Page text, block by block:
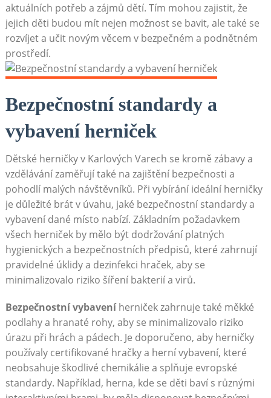
aktuálních potřeb a zájmů dětí. Tím mohou zajistit, že
jejich děti budou mít nejen možnost se bavit, ale také se
rozvíjet a učit novým věcem v bezpečném a podnětném
prostředí.
Bezpečnostní standardy a
vybavení herniček
Dětské herničky v Karlových Varech se kromě zábavy a
vzdělávání zaměřují také na zajištění bezpečnosti a
pohodlí malých návštěvníků. Při vybírání ideální herničky
je důležité brát v úvahu, jaké bezpečnostní standardy a
vybavení dané místo nabízí. Základním požadavkem
všech herniček by mělo být dodržování platných
hygienických a bezpečnostních předpisů, které zahrnují
pravidelné úklidy a dezinfekci hraček, aby se
minimalizovalo riziko šíření bakterií a virů.
Bezpečnostní vybaveníherniček zahrnuje také měkké
podlahy a hranaté rohy, aby se minimalizovalo riziko
úrazu při hrách a pádech. Je doporučeno, aby herničky
používaly certifikované hračky a herní vybavení, které
neobsahuje škodlivé chemikálie a splňuje evropské
standardy. Například, herna, kde se děti baví s různými